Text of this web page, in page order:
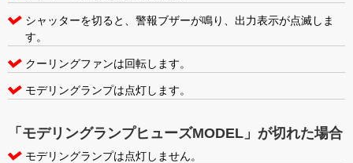
シャッターを切ると、警報ブザーが鳴り、出力表示が点滅しま
す。
クーリングファンは回転します。
モデリングランプは点灯します。
「モデリングランプヒューズMODEL」が切れた場合
モデリングランプは点灯しません。